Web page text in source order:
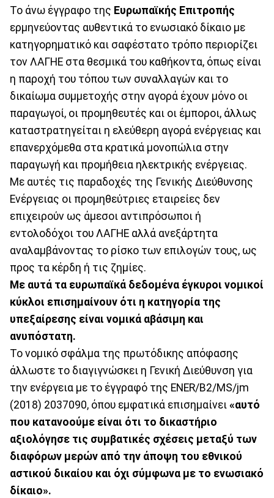
Το άνω έγγραφο της Ευρωπαϊκής Επιτροπής
ερμηνεύοντας αυθεντικά το ενωσιακό δίκαιο με
κατηγορηματικό και σαφέστατο τρόπο περιορίζει
τον ΛΑΓΗΕ στα θεσμικά του καθήκοντα, όπως είναι
η παροχή του τόπου των συναλλαγών και το
δικαίωμα συμμετοχής στην αγορά έχουν μόνο οι
παραγωγοί, οι προμηθευτές και οι έμποροι, άλλως
καταστρατηγείται η ελεύθερη αγορά ενέργειας και
επανερχόμεθα στα κρατικά μονοπώλια στην
παραγωγή και προμήθεια ηλεκτρικής ενέργειας.
Με αυτές τις παραδοχές της Γενικής Διεύθυνσης
Ενέργειας οι προμηθεύτριες εταιρείες δεν
επιχειρούν ως άμεσοι αντιπρόσωποι ή
εντολοδόχοι του ΛΑΓΗΕ αλλά ανεξάρτητα
αναλαμβάνοντας το ρίσκο των επιλογών τους, ως
προς τα κέρδη ή τις ζημίες.
Με αυτά τα ευρωπαϊκά δεδομένα έγκυροι νομικοί
κύκλοι επισημαίνουν ότι η κατηγορία της
υπεξαίρεσης είναι νομικά αβάσιμη και
ανυπόστατη.
Το νομικό σφάλμα της πρωτόδικης απόφασης
άλλωστε το διαγιγνώσκει η Γενική Διεύθυνση για
την ενέργεια με το έγγραφό της ENER/B2/MS/jm
(2018) 2037090, όπου εμφατικά επισημαίνει «αυτό
που κατανοούμε είναι ότι το δικαστήριο
αξιολόγησε τις συμβατικές σχέσεις μεταξύ των
διαφόρων μερών από την άποψη του εθνικού
αστικού δικαίου και όχι σύμφωνα με το ενωσιακό
δίκαιο».